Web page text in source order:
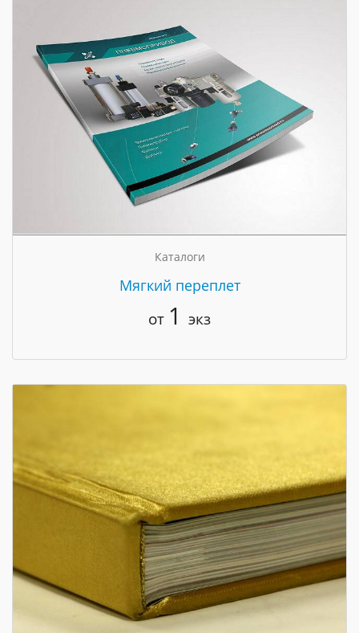
Каталоги
Мягкий переплет
от 1 экз